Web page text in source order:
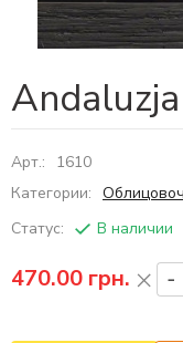
Арт.:
1610
Категории:
Статус:
В наличии
470.00 грн.